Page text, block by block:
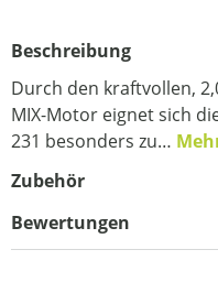
Beschreibung
Durch den kraftvollen,
MIX-Motor eignet sich
231 besonders zu…
Zubehör
Bewertungen